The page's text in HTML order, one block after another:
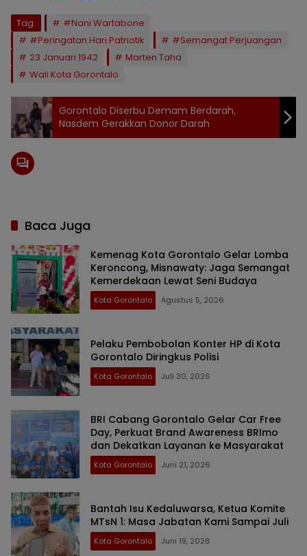
Tag:
#Nani Wartabone
#Peringatan Hari Patriotik
#Semangat Perjuangan
23 Januari 1942
Marten Taha
Wali Kota Gorontalo
Gorontalo Diserbu Demam Berdarah,
Nasdem Gerakkan Donor Darah
Baca Juga
Kemenag Kota Gorontalo Gelar Lomba
Keroncong, Misnawaty: Jaga Semangat
Kemerdekaan Lewat Seni Budaya
Kota Gorontalo Agustus 5, 2026
Pelaku Pembobolan Konter HP di Kota
Gorontalo Diringkus Polisi
Kota Gorontalo Juli 30, 2026
BRI Cabang Gorontalo Gelar Car Free
Day, Perkuat Brand Awareness BRImo
dan Dekatkan Layanan ke Masyarakat
Kota Gorontalo Juni 21, 2026
Bantah Isu Kedaluwarsa, Ketua Komite
MTsN 1: Masa Jabatan Kami Sampai Juli
Kota Gorontalo Juni 19, 2026